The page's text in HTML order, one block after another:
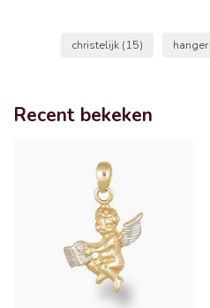
christelijk (15) hanger
Recent bekeken